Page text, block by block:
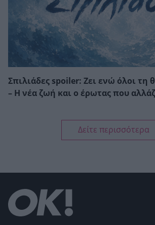
Σπιλιάδες spoiler: Ζει ενώ όλοι τη
– Η νέα ζωή και ο έρωτας που
Δείτε περισσότερα